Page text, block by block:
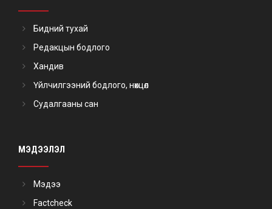
Бидний тухай
Редакцын бодлого
Хандив
Үйлчилгээний бодлого, нөхцөл
Судалгааны сан
МЭДЭЭЛЭЛ
Мэдээ
Factcheck